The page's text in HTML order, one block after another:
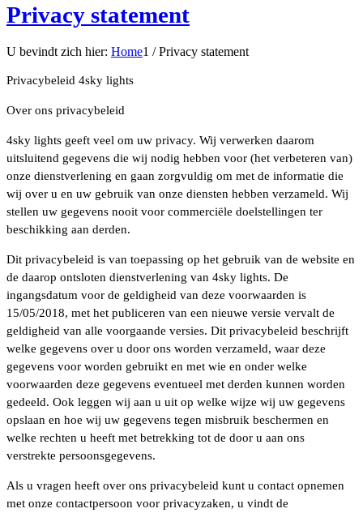
Can-bus interface
Accessoires Lazer
Installatiemateriaal
Filters / beschermkap
Draadloos bedienen
LED ACHTERLICHTEN
SALES LEDVERLICHTING
Aanbiedingen
Privacy statement
U bevindt zich hier: Home1 / Privacy statement
Privacybeleid 4sky lights
Over ons privacybeleid
4sky lights geeft veel om uw privacy. Wij verwerken daarom
uitsluitend gegevens die wij nodig hebben voor (het verbeteren van)
onze dienstverlening en gaan zorgvuldig om met de informatie die
wij over u en uw gebruik van onze diensten hebben verzameld. Wij
stellen uw gegevens nooit voor commerciële doelstellingen ter
beschikking aan derden.
Dit privacybeleid is van toepassing op het gebruik van de website en
de daarop ontsloten dienstverlening van 4sky lights. De
ingangsdatum voor de geldigheid van deze voorwaarden is
15/05/2018, met het publiceren van een nieuwe versie vervalt de
geldigheid van alle voorgaande versies. Dit privacybeleid beschrijft
welke gegevens over u door ons worden verzameld, waar deze
gegevens voor worden gebruikt en met wie en onder welke
voorwaarden deze gegevens eventueel met derden kunnen worden
gedeeld. Ook leggen wij aan u uit op welke wijze wij uw gegevens
opslaan en hoe wij uw gegevens tegen misbruik beschermen en
welke rechten u heeft met betrekking tot de door u aan ons
verstrekte persoonsgegevens.
Als u vragen heeft over ons privacybeleid kunt u contact opnemen
met onze contactpersoon voor privacyzaken, u vindt de